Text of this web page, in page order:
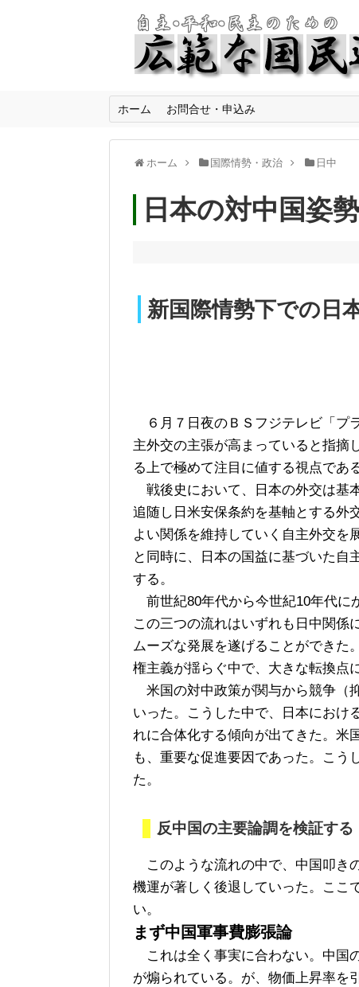
ホーム お問合せ・申込み
ホーム 国際情勢・政治 日中
日本の対中国姿勢
新国際情勢下での日
６月７日夜のＢＳフジテレビ「プ
主外交の主張が高まっていると指摘
る上で極めて注目に値する視点である
戦後史において、日本の外交は基
追随し日米安保条約を基軸とする外
よい関係を維持していく自主外交を
と同時に、日本の国益に基づいた自
する。
前世紀80年代から今世紀10年代に
この三つの流れはいずれも日中関係
ムーズな発展を遂げることができた
権主義が揺らぐ中で、大きな転換点
米国の対中政策が関与から競争（
いった。こうした中で、日本におけ
れに合体化する傾向が出てきた。米
も、重要な促進要因であった。こう
た。
反中国の主要論調を検証する
このような流れの中で、中国叩き
機運が著しく後退していった。ここ
い。
まず中国軍事費膨張論
これは全く事実に合わない。中国
が煽られている。が、物価上昇率を